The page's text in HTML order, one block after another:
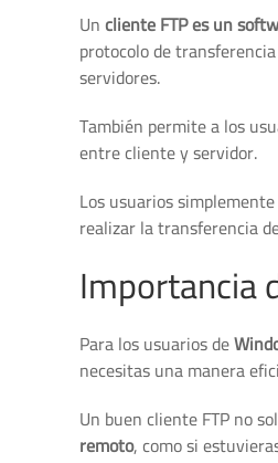
Uncliente FTP es un
protocolo de
servidores.
También permite a los
entre cliente y servidor.
Los usuarios
realizar la transferencia
Importancia
Para los usuarios de
necesitas una manera
Un buen cliente FTP no
remoto, como si